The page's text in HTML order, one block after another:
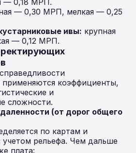
— 0,18 МРП.
— 0,30 МРП, мелкая — 0,25
ивы: крупная
— 0,12 МРП.
применяются коэффициенты,
и
сложности.
(от дорог общего
по картам и
учетом рельефа. Чем дальше
плата: